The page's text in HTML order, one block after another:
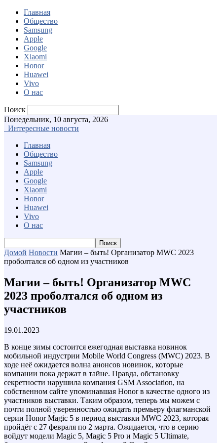
Главная
Общество
Samsung
Apple
Google
Xiaomi
Honor
Huawei
Vivo
О нас
Поиск
Понедельник, 10 августа, 2026
Интересные новости
Главная
Общество
Samsung
Apple
Google
Xiaomi
Honor
Huawei
Vivo
О нас
Домой Новости Магии – быть! Организатор MWC 2023
проболтался об одном из участников
Магии – быть! Организатор MWC
2023 проболтался об одном из
участников
19.01.2023
В конце зимы состоится ежегодная выставка новинок
мобильной индустрии Mobile World Congress (MWC) 2023. В
ходе неё ожидается волна анонсов новинок, которые
компании пока держат в тайне. Правда, обстановку
секретности нарушила компания GSM Association, на
собственном сайте упоминавшая Honor в качестве одного из
участников выставки. Таким образом, теперь мы можем с
почти полной уверенностью ожидать премьеру флагманской
серии Honor Magic 5 в период выставки MWC 2023, которая
пройдёт с 27 февраля по 2 марта. Ожидается, что в серию
войдут модели Magic 5, Magic 5 Pro и Magic 5 Ultimate,